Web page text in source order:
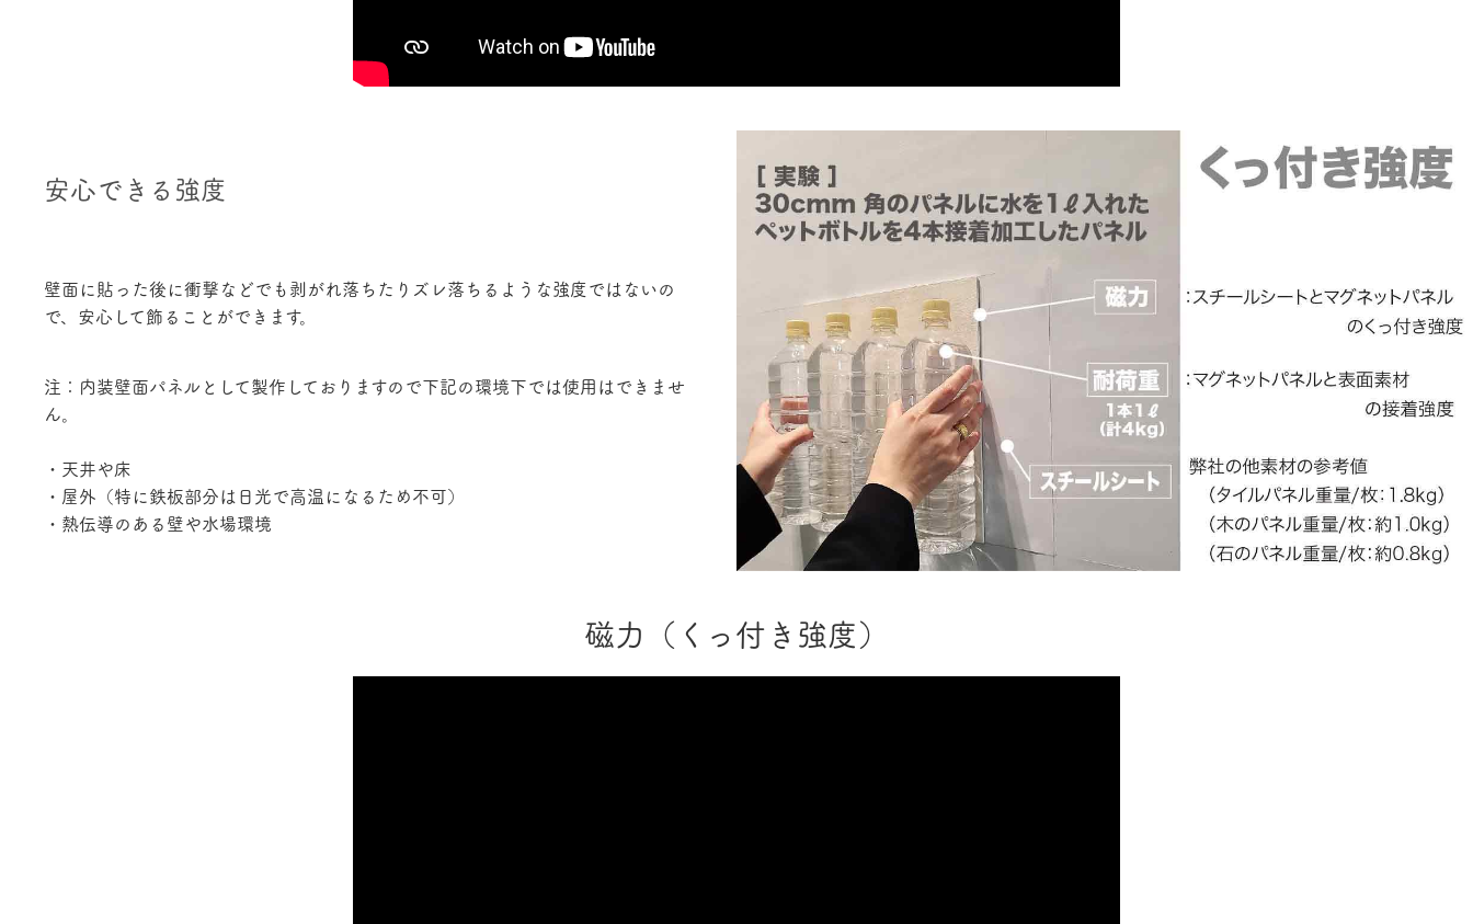
安心できる強度
壁面に貼った後に衝撃などでも剥がれ落ちたりズレ落ちるような強度ではないの
で、安心して飾ることができます。
注：内装壁面パネルとして製作しておりますので下記の環境下では使用はできませ
ん。
・天井や床
・屋外（特に鉄板部分は日光で高温になるため不可）
・熱伝導のある壁や水場環境
磁力（くっ付き強度）